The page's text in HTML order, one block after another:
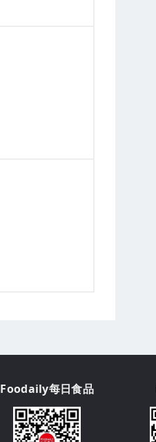
Foodaily每日食品